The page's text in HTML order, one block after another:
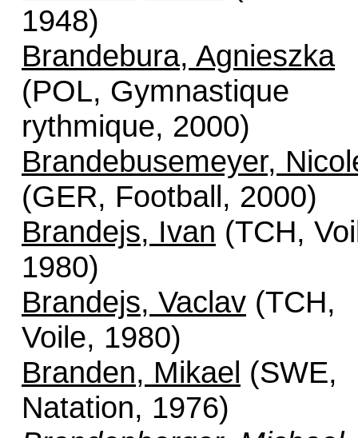
1948)
Brandebura, Agnieszka
(POL, Gymnastique
rythmique, 2000)
Brandebusemeyer,
(GER, Football, 2000)
Brandejs, Ivan (TCH,
1980)
Brandejs, Vaclav (TCH,
Voile, 1980)
Branden, Mikael (SWE,
Natation, 1976)